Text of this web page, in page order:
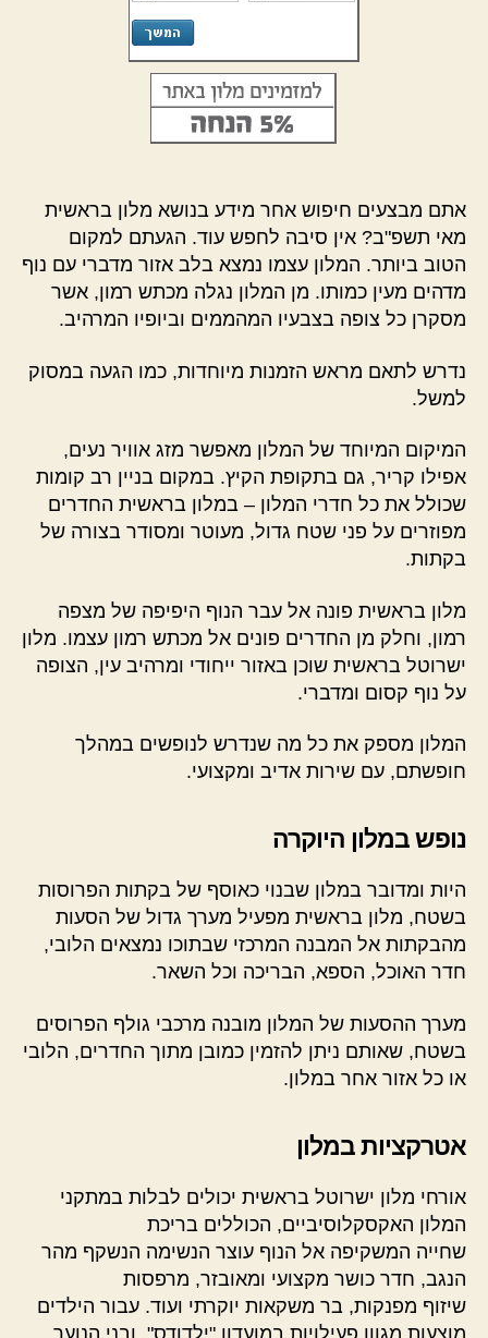
אתם מבצעים חיפוש אחר מידע בנושא מלון בראשית
מאי תשפ"ב? אין סיבה לחפש עוד. הגעתם למקום
הטוב ביותר. המלון עצמו נמצא בלב אזור מדברי עם נוף
מדהים מעין כמותו. מן המלון נגלה מכתש רמון, אשר
מסקרן כל צופה בצבעיו המהממים וביופיו המרהיב.
נדרש לתאם מראש הזמנות מיוחדות, כמו הגעה במסוק
למשל.
המיקום המיוחד של המלון מאפשר מזג אוויר נעים,
אפילו קריר, גם בתקופת הקיץ. במקום בניין רב קומות
שכולל את כל חדרי המלון – במלון בראשית החדרים
מפוזרים על פני שטח גדול, מעוטר ומסודר בצורה של
בקתות.
מלון בראשית פונה אל עבר הנוף היפיפה של מצפה
רמון, וחלק מן החדרים פונים אל מכתש רמון עצמו. מלון
ישרוטל בראשית שוכן באזור ייחודי ומרהיב עין, הצופה
על נוף קסום ומדברי.
המלון מספק את כל מה שנדרש לנופשים במהלך
חופשתם, עם שירות אדיב ומקצועי.
נופש במלון היוקרה
היות ומדובר במלון שבנוי כאוסף של בקתות הפרוסות
בשטח, מלון בראשית מפעיל מערך גדול של הסעות
מהבקתות אל המבנה המרכזי שבתוכו נמצאים הלובי,
חדר האוכל, הספא, הבריכה וכל השאר.
מערך ההסעות של המלון מובנה מרכבי גולף הפרוסים
בשטח, שאותם ניתן להזמין כמובן מתוך החדרים, הלובי
או כל אזור אחר במלון.
אטרקציות במלון
אורחי מלון ישרוטל בראשית יכולים לבלות במתקני
המלון האקסקלוסיביים, הכוללים בריכת
שחייה המשקיפה אל הנוף עוצר הנשימה הנשקף מהר
הנגב, חדר כושר מקצועי ומאובזר, מרפסות
שיזוף מפנקות, בר משקאות יוקרתי ועוד. עבור הילדים
מוצעות מגוון פעילויות במועדון "ילדודס", ובני הנוער